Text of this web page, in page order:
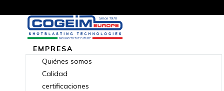
EMPRESA
Quiénes somos
Calidad
certificaciones